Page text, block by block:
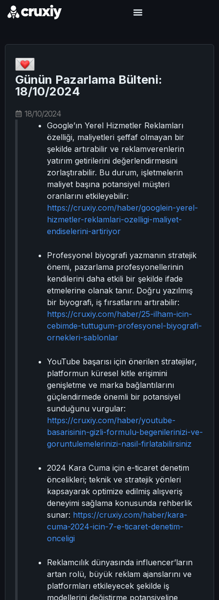
Günün Pazarlama Bülteni:
18/10/2024
18/10/2024
Google’ın Yerel Hizmetler Reklamları
özelliği, maliyetleri şeffaf olmayan bir
şekilde artırabilir ve reklamverenlerin
yatırım getirilerini değerlendirmesini
zorlaştırabilir. Bu durum, işletmelerin
maliyet başına potansiyel müşteri
oranlarını etkileyebilir:
https://cruxiy.com/haber/googlein-yerel-
hizmetler-reklamlari-ozelligi-maliyet-
endiselerini-artiriyor
Profesyonel biyografi yazmanın stratejik
önemi, pazarlama profesyonellerinin
kendilerini daha etkili bir şekilde ifade
etmelerine olanak tanır. Doğru yazılmış
bir biyografi, iş fırsatlarını artırabilir:
https://cruxiy.com/haber/25-ilham-icin-
cebimde-tuttugum-profesyonel-biyografi-
ornekleri-sablonlar
YouTube başarısı için önerilen stratejiler,
platformun küresel kitle erişimini
genişletme ve marka bağlantılarını
güçlendirmede önemli bir potansiyel
sunduğunu vurgular:
https://cruxiy.com/haber/youtube-
basarisinin-gizli-formulu-begenilerinizi-ve-
goruntulemelerinizi-nasil-firlatabilirsiniz
2024 Kara Cuma için e-ticaret denetim
öncelikleri; teknik ve stratejik yönleri
kapsayarak optimize edilmiş alışveriş
deneyimi sağlama konusunda rehberlik
sunar: https://cruxiy.com/haber/kara-
cuma-2024-icin-7-e-ticaret-denetim-
onceligi
Reklamcılık dünyasında influencer’ların
artan rolü, büyük reklam ajanslarını ve
platformları etkileyecek şekilde iş
modellerini değiştirme potansiyeline